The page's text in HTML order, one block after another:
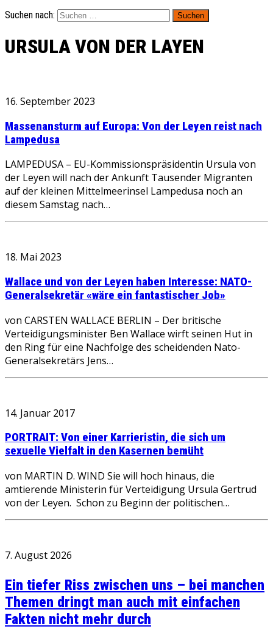
Suchen nach:
URSULA VON DER LAYEN
16. September 2023
Massenansturm auf Europa: Von der Leyen reist nach
Lampedusa
LAMPEDUSA – EU-Kommissionspräsidentin Ursula von
der Leyen will nach der Ankunft Tausender Migranten
auf der kleinen Mittelmeerinsel Lampedusa noch an
diesem Samstag nach…
18. Mai 2023
Wallace und von der Leyen haben Interesse: NATO-
Generalsekretär «wäre ein fantastischer Job»
von CARSTEN WALLACE BERLIN – Der britische
Verteidigungsminister Ben Wallace wirft seinen Hut in
den Ring für eine Nachfolge des scheidenden Nato-
Generalsekretärs Jens…
14. Januar 2017
PORTRAIT: Von einer Karrieristin, die sich um
sexuelle Vielfalt in den Kasernen bemüht
von MARTIN D. WIND Sie will hoch hinaus, die
amtierende Ministerin für Verteidigung Ursula Gertrud
von der Leyen. Schon zu Beginn der politischen…
7. August 2026
Ein tiefer Riss zwischen uns – bei manchen
Themen dringt man auch mit einfachen
Fakten nicht mehr durch